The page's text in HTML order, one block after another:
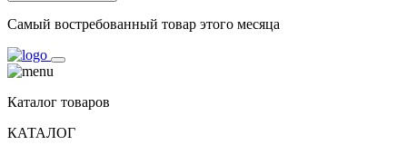
Самый востребованный товар этого месяца
Каталог товаров
КАТАЛОГ